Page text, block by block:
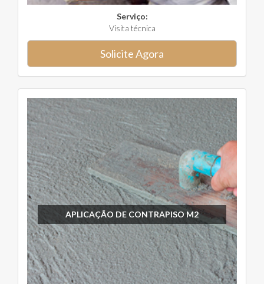
Serviço:
Visita técnica
Solicite Agora
APLICAÇÃO DE CONTRAPISO M2